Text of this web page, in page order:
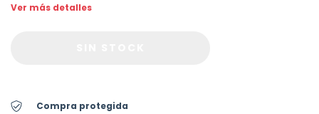
Ver más detalles
Compra protegida